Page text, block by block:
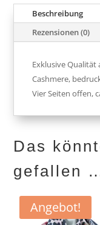
Beschreibung
Rezensionen (0)
Exklusive Qualität
Cashmere,
Vier Seiten offen,
Das
gefallen
Angebot!